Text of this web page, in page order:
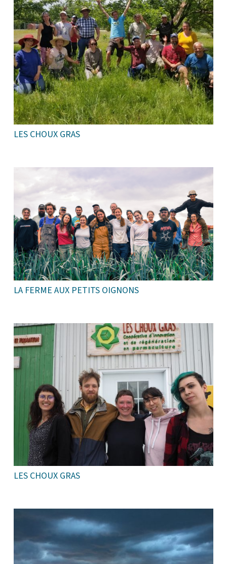
LES CHOUX GRAS
LA FERME AUX PETITS OIGNONS
LES CHOUX GRAS